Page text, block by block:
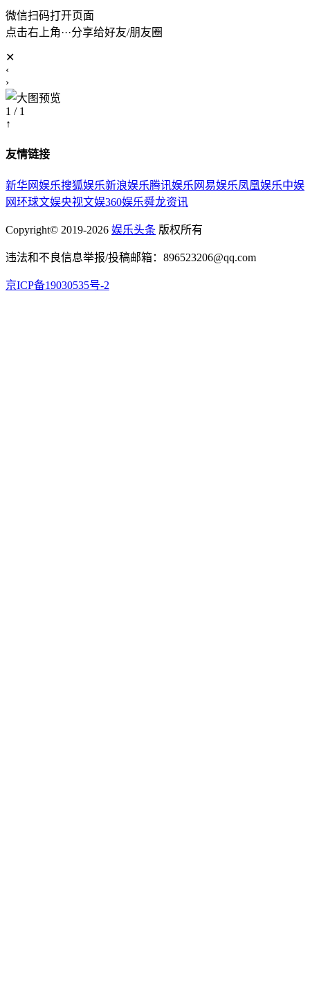
微信扫码打开页面
点击右上角···分享给好友/朋友圈
✕
‹
›
1 / 1
↑
友情链接
新华网娱乐搜狐娱乐新浪娱乐腾讯娱乐 网易娱乐凤凰娱乐中娱
网环球文娱央视文娱360娱乐舜龙资讯
Copyright© 2019-2026 娱乐头条 版权所有
违法和不良信息举报/投稿邮箱：896523206@qq.com
京ICP备19030535号-2